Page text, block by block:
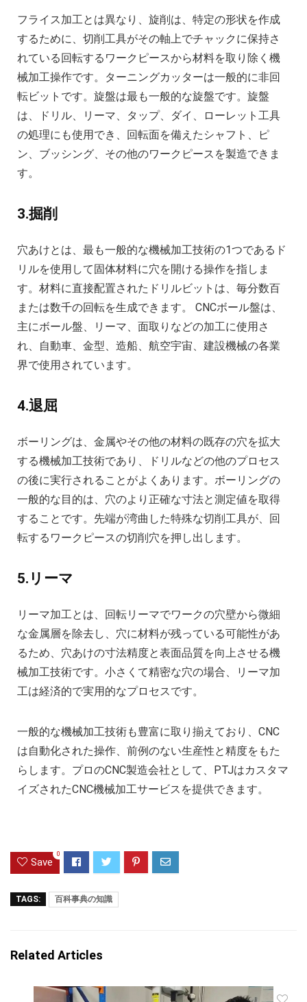
フライス加工とは異なり、旋削は、特定の形状を作成
するために、切削工具がその軸上でチャックに保持さ
れている回転するワークピースから材料を取り除く機
械加工操作です。ターニングカッターは一般的に非回
転ビットです。旋盤は最も一般的な旋盤です。旋盤
は、ドリル、リーマ、タップ、ダイ、ローレット工具
の処理にも使用でき、回転面を備えたシャフト、ピ
ン、ブッシング、その他のワークピースを製造できま
す。
3.掘削
穴あけとは、最も一般的な機械加工技術の1つであるド
リルを使用して固体材料に穴を開ける操作を指しま
す。材料に直接配置されたドリルビットは、毎分数百
または数千の回転を生成できます。 CNCボール盤は、
主にボール盤、リーマ、面取りなどの加工に使用さ
れ、自動車、金型、造船、航空宇宙、建設機械の各業
界で使用されています。
4.退屈
ボーリングは、金属やその他の材料の既存の穴を拡大
する機械加工技術であり、ドリルなどの他のプロセス
の後に実行されることがよくあります。ボーリングの
一般的な目的は、穴のより正確な寸法と測定値を取得
することです。先端が湾曲した特殊な切削工具が、回
転するワークピースの切削穴を押し出します。
5.リーマ
リーマ加工とは、回転リーマでワークの穴壁から微細
な金属層を除去し、穴に材料が残っている可能性があ
るため、穴あけの寸法精度と表面品質を向上させる機
械加工技術です。小さくて精密な穴の場合、リーマ加
工は経済的で実用的なプロセスです。
一般的な機械加工技術も豊富に取り揃えており、CNC
は自動化された操作、前例のない生産性と精度をもた
らします。プロのCNC製造会社として、PTJはカスタマ
イズされたCNC機械加工サービスを提供できます。
Save
0
TAGS: 百科事典の知識
Related Articles